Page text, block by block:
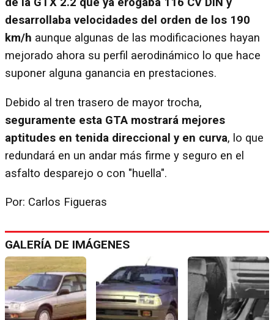
desarrollaba velocidades del orden de los 190
km/h aunque algunas de las modificaciones hayan
mejorado ahora su perfil aerodinámico lo que hace
suponer alguna ganancia en prestaciones.
Debido al tren trasero de mayor trocha,
seguramente esta GTA mostrará mejores
aptitudes en tenida direccional y en curva, lo que
redundará en un andar más firme y seguro en el
asfalto desparejo o con "huella".
Por: Carlos Figueras
GALERÍA DE IMÁGENES